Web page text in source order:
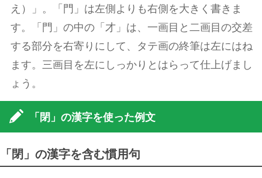
え）」。「門」は左側よりも右側を大きく書きま
す。「門」の中の「才」は、一画目と二画目の交差
する部分を右寄りにして、タテ画の終筆は左にはね
ます。三画目を左にしっかりとはらって仕上げまし
ょう。
「閉」の漢字を使った例文
「閉」の漢字を含む慣用句